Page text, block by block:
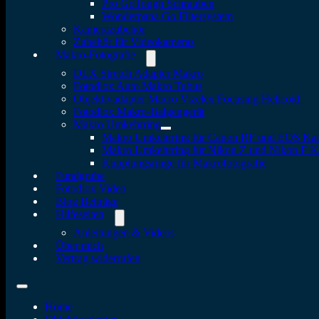
Pro GoTough Schrauben
Wonderpana Go Filtersystem
Kamerazubehör
Zubehör für Videokameras
Makro-Fotografie
DLX Stretch Adapter Makro
Fotodiox Auto Makro Tubus
Objektivadapter Macro Vizelex Focusing Helicoid
Fotodiox Makro-Balgengerät
Makro Umkehrring
Makro Umkehrring für Canon RF und EOS
Makro Umkehrring für Nikon Z und Nikon F
Kupplungsringe für Makrofotografie
Fundgrube
Fotodiox Video
Blog Beiträge
Hilfeseiten
Anleitungen & Videos
Über mich
Vertrag widerrufen
Home